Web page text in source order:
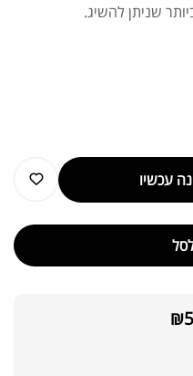
שניתן להשיג.
עכשיו